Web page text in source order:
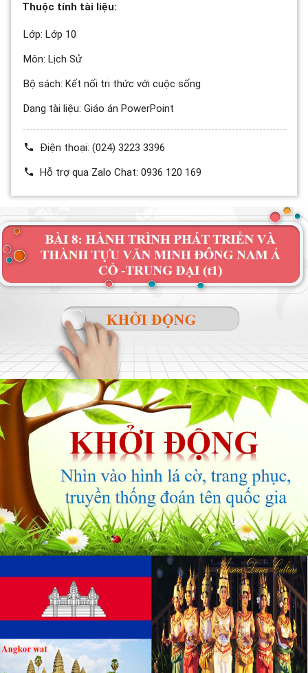
Thuộc tính tài liệu:
Lớp: Lớp 10
Môn: Lịch Sử
Bộ sách: Kết nối tri thức với cuộc sống
Dạng tài liệu: Giáo án PowerPoint
Điện thoại: (024) 3223 3396
Hỗ trợ qua Zalo Chat: 0936 120 169